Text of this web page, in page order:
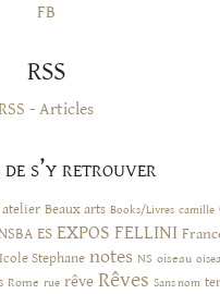
FB
RSS
- Articles
s’y retrouver
atelier Beaux arts Books/Livres camille
ES EXPOS FELLINI
Stephane notes NS oiseau
Rome rue rêve Rêves Sans nom